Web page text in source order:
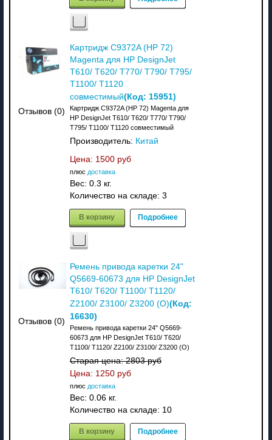
Отзывов (0)
Картридж C9372A (HP 72)
Magenta для HP DesignJet
T610/ T620/ T770/ T790/ T795/
T1100/ T1120
совместимый(Код: 15951)
Картридж C9372A (HP 72) Magenta для
HP DesignJet T610/ T620/ T770/ T790/
T795/ T1100/ T1120 совместимый
Производитель: Китай
Цена: 1500 руб
плюс доставка
Вес: 0.3 кг.
Количество на складе: 3
В корзину Подробнее
Отзывов (0)
Ремень привода каретки 24"
Q5669-60673 для HP DesignJet
T610/ T620/ T1100/ T1120/
Z2100/ Z3100/ Z3200 (О)(Код:
16630)
Ремень привода каретки 24" Q5669-
60673 для HP DesignJet T610/ T620/
T1100/ T1120/ Z2100/ Z3100/ Z3200 (О)
Старая цена:2803 руб
Цена: 1250 руб
плюс доставка
Вес: 0.06 кг.
Количество на складе: 10
В корзину Подробнее